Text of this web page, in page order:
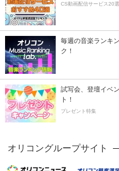
CS動画配信サービス20選
毎週の音楽ランキ
ク！
試写会、登壇イベ
ト！
プレゼント特集
オリコングループサイト